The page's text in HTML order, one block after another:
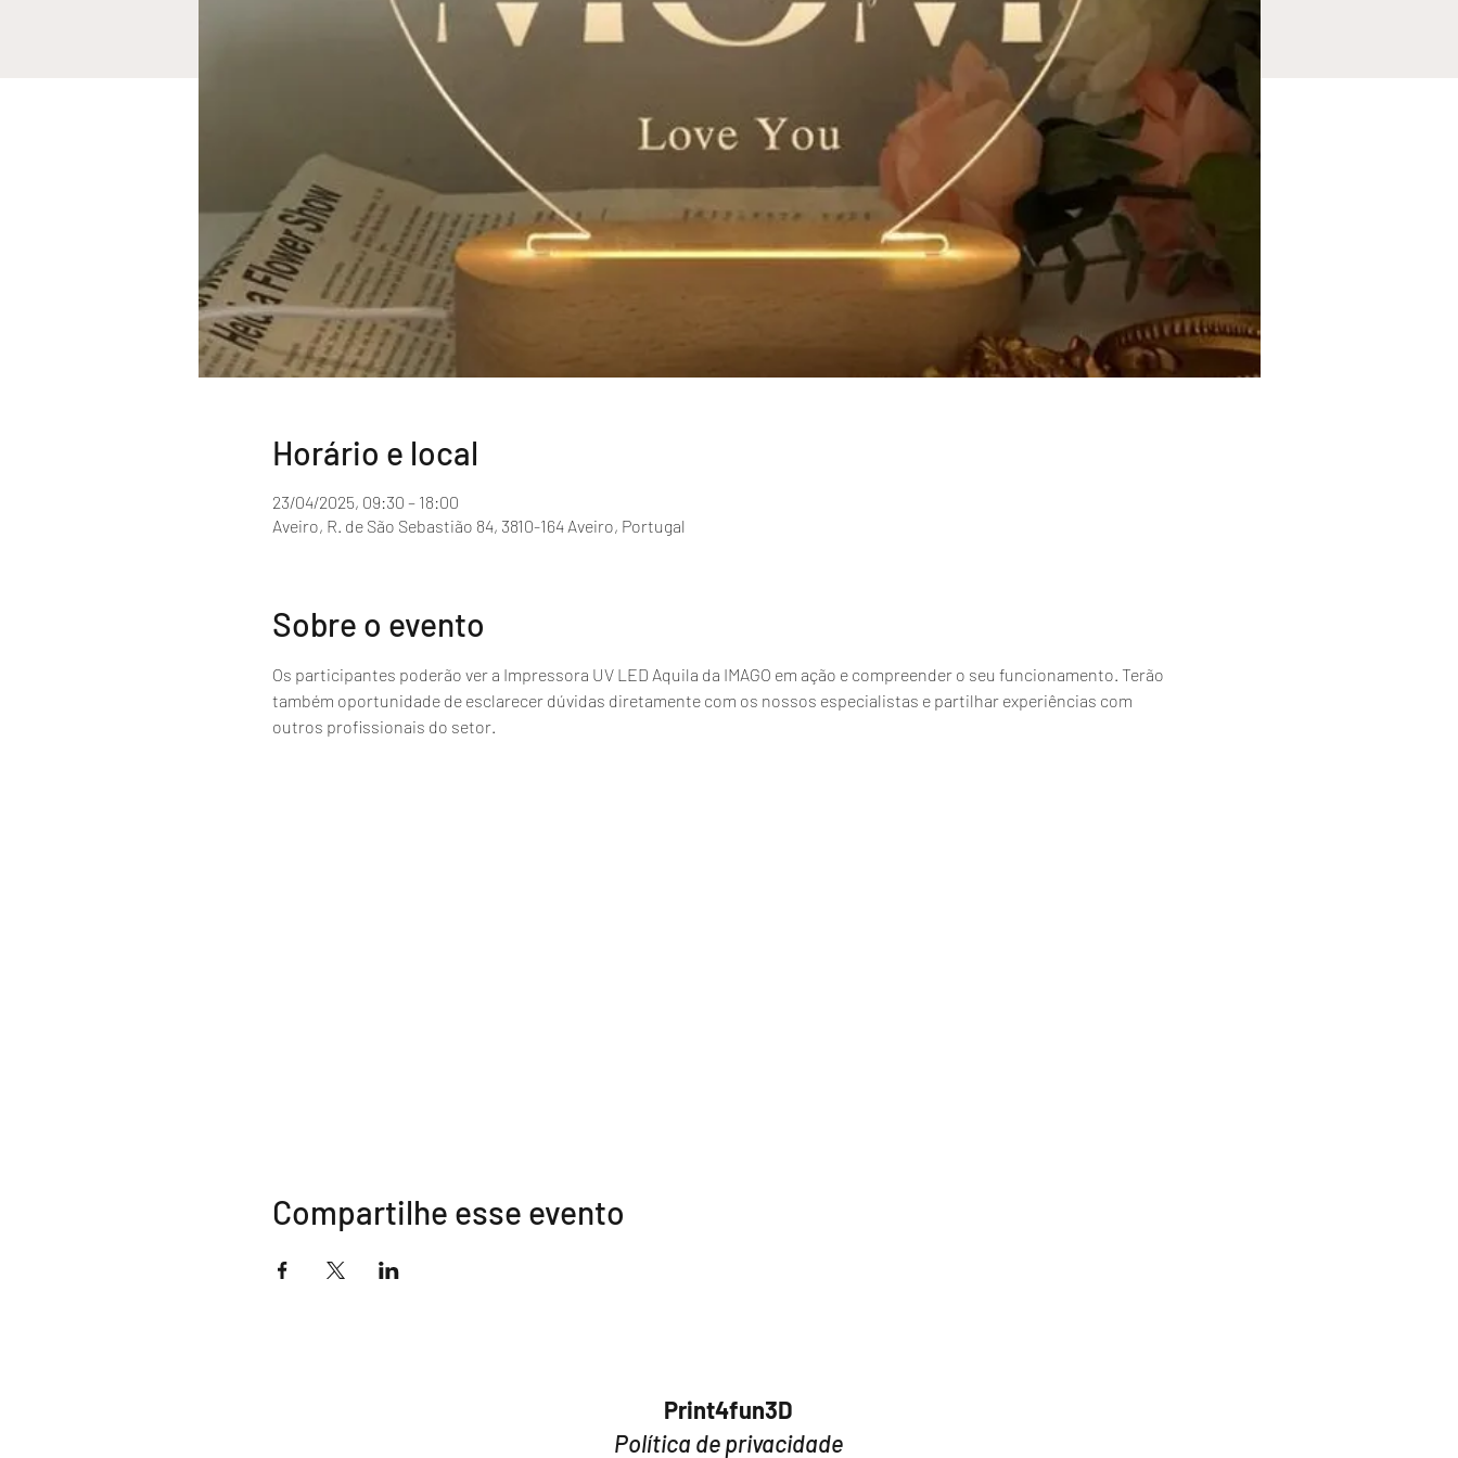
Horário e local
23/04/2025, 09:30 – 18:00
Aveiro, R. de São Sebastião 84, 3810-164 Aveiro, Portugal
Sobre o evento
Os participantes poderão ver a Impressora UV LED Aquila da IMAGO em ação e compreender o seu funcionamento. Terão
também oportunidade de esclarecer dúvidas diretamente com os nossos especialistas e partilhar experiências com
outros profissionais do setor.
Compartilhe esse evento
Print4fun3D​
Política de privacidade